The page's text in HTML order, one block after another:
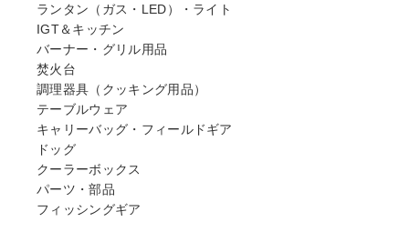
ランタン（ガス・LED）・ライト
IGT＆キッチン
バーナー・グリル用品
焚火台
調理器具（クッキング用品）
テーブルウェア
キャリーバッグ・フィールドギア
ドッグ
クーラーボックス
パーツ・部品
フィッシングギア